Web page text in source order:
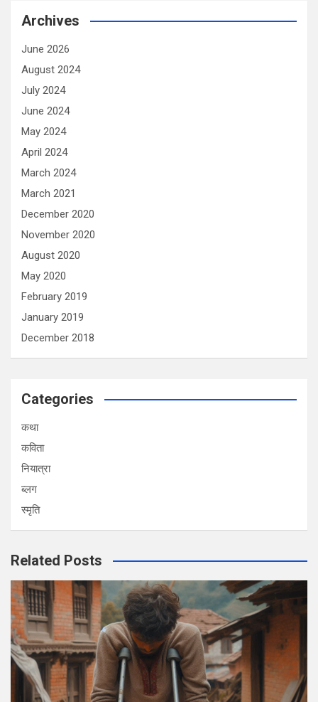
Archives
June 2026
August 2024
July 2024
June 2024
May 2024
April 2024
March 2024
March 2021
December 2020
November 2020
August 2020
May 2020
February 2019
January 2019
December 2018
Categories
कथा
कविता
नियात्रा
ब्लग
स्मृति
Related Posts